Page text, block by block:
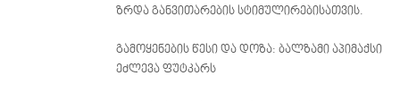
ზრდა განვითარების სტიმულირებისათვის.
გამოყენების წესი და დოზა: ბალზამი აპიმაქსი
ეძლევა ფუტკარს